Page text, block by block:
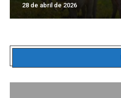
28 de abril de 2026